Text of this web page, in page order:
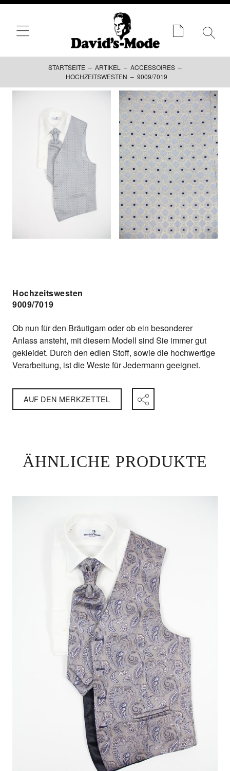
STARTSEITE – ARTIKEL – ACCESSOIRES –
HOCHZEITSWESTEN – 9009/7019
Hochzeitswesten
9009/7019
Ob nun für den Bräutigam oder ob ein besonderer
Anlass ansteht, mit diesem Modell sind Sie immer gut
gekleidet. Durch den edlen Stoff, sowie die hochwertige
Verarbeitung, ist die Weste für Jedermann geeignet.
AUF DEN MERKZETTEL
ÄHNLICHE PRODUKTE